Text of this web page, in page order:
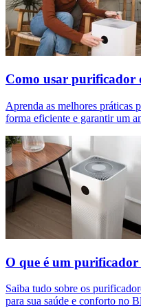
Como usar purificador
Aprenda as melhores práticas
forma eficiente e garantir um
O que é um purificador
Saiba tudo sobre os
para sua saúde e conforto no